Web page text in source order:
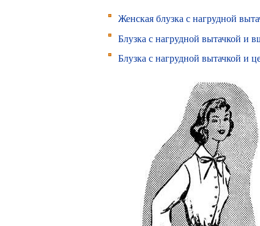
Женская блузка с нагрудной
Блузка с нагрудной вытачкой и
Блузка с нагрудной вытачкой и